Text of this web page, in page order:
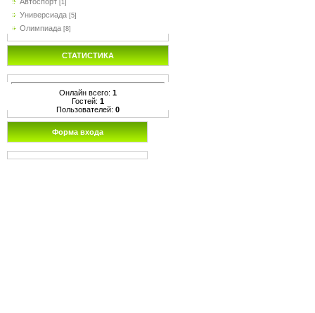
[1]
Универсиада [5]
Олимпиада [8]
СТАТИСТИКА
Онлайн всего: 1
Гостей: 1
Пользователей: 0
Форма входа